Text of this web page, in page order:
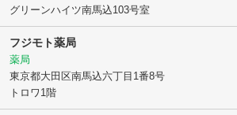
グリーンハイツ南馬込103号室
フジモト薬局
薬局
東京都大田区南馬込六丁目1番8号
トロワ1階